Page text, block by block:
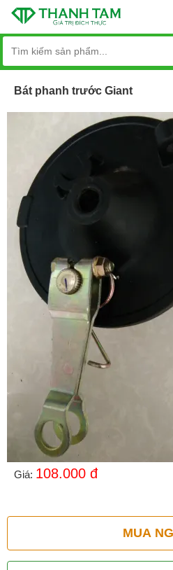
Bát phanh trước Giant
Giá: 108.000 đ
MUA